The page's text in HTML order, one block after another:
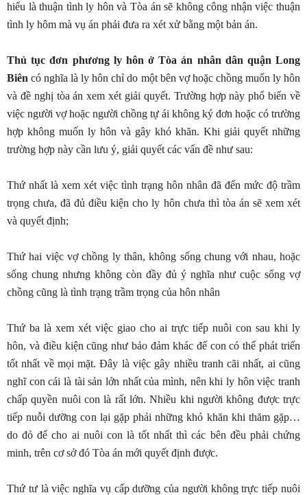
hiểu là thuận tình ly hôn và Tòa án sẽ không công nhận việc thuận
tình ly hôm mà vụ án phải đưa ra xét xử bằng một bản án.
Thủ tục đơn phương ly hôn ở Tòa án nhân dân quận Long
Biên có nghĩa là ly hôn chỉ do một bên vợ hoặc chồng muốn ly hôn
và đề nghị tòa án xem xét giải quyết. Trường hợp này phổ biến về
việc người vợ hoặc người chồng tự ái không ký đơn hoặc có trường
hợp không muốn ly hôn và gây khó khăn. Khi giải quyết những
trường hợp này cần lưu ý, giải quyết các vấn đề như sau:
Thứ nhất là xem xét việc tình trạng hôn nhân đã đến mức độ trầm
trọng chưa, đã đủ điều kiện cho ly hôn chưa thì tòa án sẽ xem xét
và quyết định;
Thứ hai việc vợ chồng ly thân, không sống chung với nhau, hoặc
sống chung nhưng không còn đầy đủ ý nghĩa như cuộc sống vợ
chồng cũng là tình trạng trầm trọng của hôn nhân
Thứ ba là xem xét việc giao cho ai trực tiếp nuôi con sau khi ly
hôn, và điều kiện cũng như bảo đảm khác để con có thể phát triển
tốt nhất về mọi mặt. Đây là việc gây nhiều tranh cãi nhất, ai cũng
nghĩ con cái là tài sản lớn nhất của mình, nên khi ly hôn việc tranh
chấp quyền nuôi con là rất lớn. Nhiều khi người không được trực
tiếp nuỗi dưỡng con lại gặp phải những khó khăn khi thăm gặp…
do đỏ để cho ai nuôi con là tốt nhất thì các bên đều phải chứng
minh, trên cơ sở đó Tòa án mới quyết định được.
Thứ tư là việc nghĩa vụ cấp dưỡng của người không trực tiếp nuôi